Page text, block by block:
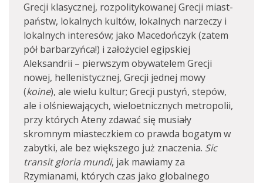
Grecji klasycznej, rozpolitykowanej Grecji miast-
państw, lokalnych kultów, lokalnych narzeczy i
lokalnych interesów; jako Macedończyk (zatem
pół barbarzyńca!) i założyciel egipskiej
Aleksandrii – pierwszym obywatelem Grecji
nowej, hellenistycznej, Grecji jednej mowy
(koine), ale wielu kultur; Grecji pustyń, stepów,
ale i olśniewających, wieloetnicznych metropolii,
przy których Ateny zdawać się musiały
skromnym miasteczkiem co prawda bogatym w
zabytki, ale bez większego już znaczenia. Sic
transit gloria mundi, jak mawiamy za
Rzymianami, których czas jako globalnego